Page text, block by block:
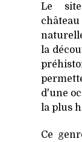
Le
la
d'une
la plus
Ce